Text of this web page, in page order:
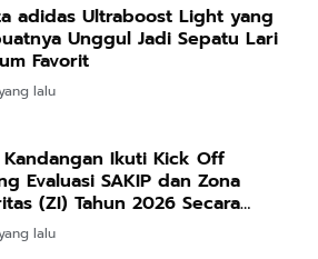
adidas Ultraboost Light yang
Unggul Jadi Sepatu Lari
Favorit
lalu
Kandangan Ikuti Kick Off
Evaluasi SAKIP dan Zona
(ZI) Tahun 2026 Secara
lalu